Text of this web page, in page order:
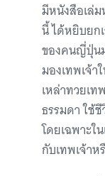
มีหนังสือเล่
นี้ ได้หยิบยก
ของคนญี่ปุ่นม
มองเทพเจ้
เหล่าทวยเ
ธรรมดา ใช้
โดยเฉพาะใ
กับเทพเจ้า